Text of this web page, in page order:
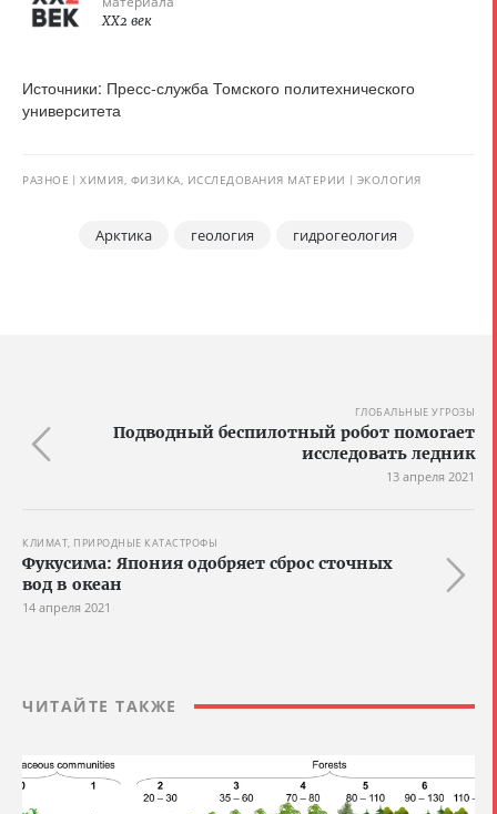
XX2 век
Источники: Пресс-служба Томского политехнического
университета
РАЗНОЕ ХИМИЯ, ФИЗИКА, ИССЛЕДОВАНИЯ МАТЕРИИ ЭКОЛОГИЯ
Арктика геология гидрогеология
ГЛОБАЛЬНЫЕ УГРОЗЫ
Подводный беспилотный робот помогает
исследовать ледник
13 апреля 2021
КЛИМАТ, ПРИРОДНЫЕ КАТАСТРОФЫ
Фукусима: Япония одобряет сброс сточных
вод в океан
14 апреля 2021
ЧИТАЙТЕ ТАКЖЕ